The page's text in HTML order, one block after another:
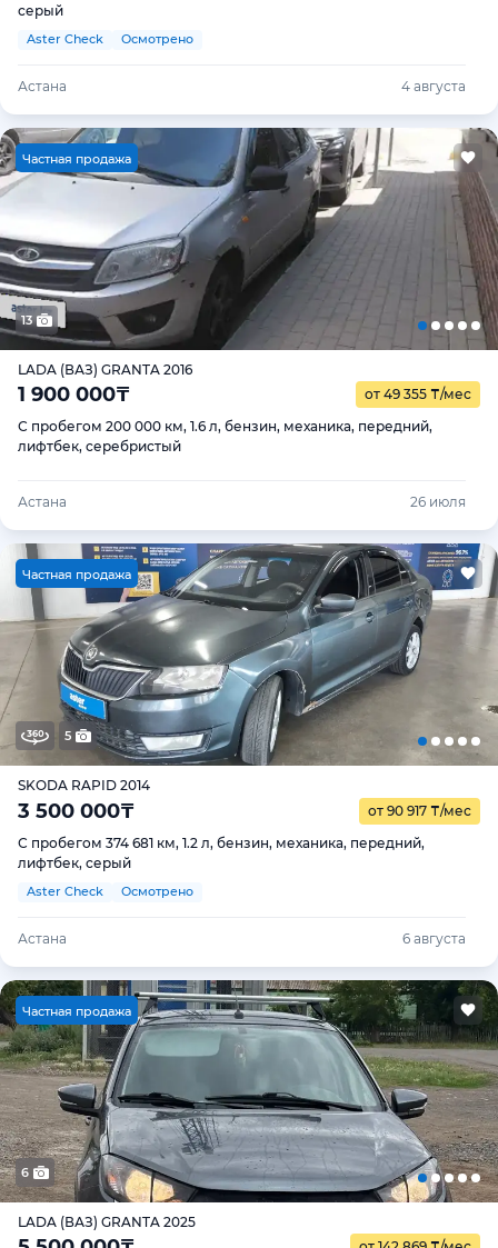
серый
Aster Check Осмотрено
Астана 4 августа
Частная продажа
13
LADA (ВАЗ) GRANTA 2016
1 900 000₸ от 49 355 ₸/мес
С пробегом 200 000 км, 1.6 л, бензин, механика, передний,
лифтбек, серебристый
Астана 26 июля
Частная продажа
5
SKODA RAPID 2014
3 500 000₸ от 90 917 ₸/мес
С пробегом 374 681 км, 1.2 л, бензин, механика, передний,
лифтбек, серый
Aster Check Осмотрено
Астана 6 августа
Частная продажа
6
LADA (ВАЗ) GRANTA 2025